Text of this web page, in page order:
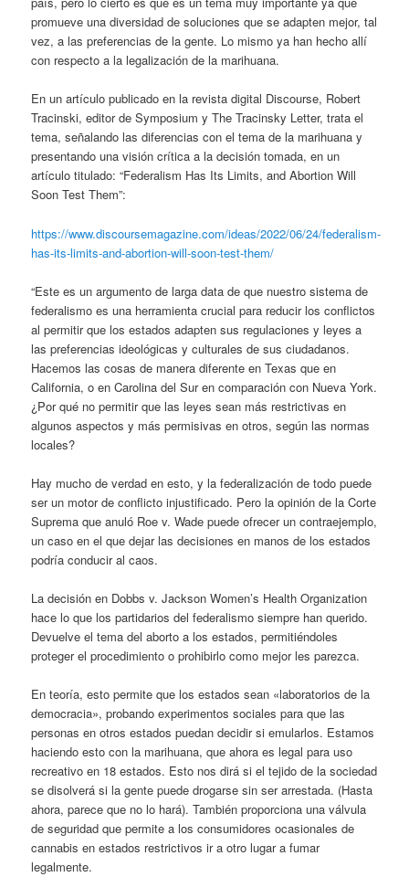
promueve una diversidad de soluciones que se adapten mejor, tal
vez, a las preferencias de la gente. Lo mismo ya han hecho allí
con respecto a la legalización de la marihuana.
En un artículo publicado en la revista digital Discourse, Robert
Tracinski, editor de Symposium y The Tracinsky Letter, trata el
tema, señalando las diferencias con el tema de la marihuana y
presentando una visión crítica a la decisión tomada, en un
artículo titulado: “Federalism Has Its Limits, and Abortion Will
Soon Test Them”:
https://www.discoursemagazine.com/ideas/2022/06/24/federalism-
has-its-limits-and-abortion-will-soon-test-them/
“Este es un argumento de larga data de que nuestro sistema de
federalismo es una herramienta crucial para reducir los conflictos
al permitir que los estados adapten sus regulaciones y leyes a
las preferencias ideológicas y culturales de sus ciudadanos.
Hacemos las cosas de manera diferente en Texas que en
California, o en Carolina del Sur en comparación con Nueva York.
¿Por qué no permitir que las leyes sean más restrictivas en
algunos aspectos y más permisivas en otros, según las normas
locales?
Hay mucho de verdad en esto, y la federalización de todo puede
ser un motor de conflicto injustificado. Pero la opinión de la Corte
Suprema que anuló Roe v. Wade puede ofrecer un contraejemplo,
un caso en el que dejar las decisiones en manos de los estados
podría conducir al caos.
La decisión en Dobbs v. Jackson Women’s Health Organization
hace lo que los partidarios del federalismo siempre han querido.
Devuelve el tema del aborto a los estados, permitiéndoles
proteger el procedimiento o prohibirlo como mejor les parezca.
En teoría, esto permite que los estados sean «laboratorios de la
democracia», probando experimentos sociales para que las
personas en otros estados puedan decidir si emularlos. Estamos
haciendo esto con la marihuana, que ahora es legal para uso
recreativo en 18 estados. Esto nos dirá si el tejido de la sociedad
se disolverá si la gente puede drogarse sin ser arrestada. (Hasta
ahora, parece que no lo hará). También proporciona una válvula
de seguridad que permite a los consumidores ocasionales de
cannabis en estados restrictivos ir a otro lugar a fumar
legalmente.